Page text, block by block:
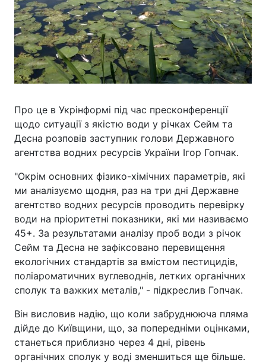
Про це в Укрінформі під час пресконференції
щодо ситуації з якістю води у річках Сейм та
Десна розповів заступник голови Державного
агентства водних ресурсів України Ігор Гопчак.
"Окрім основних фізико-хімічних параметрів, які
ми аналізуємо щодня, раз на три дні Державне
агентство водних ресурсів проводить перевірку
води на пріоритетні показники, які ми називаємо
45+. За результатами аналізу проб води з річок
Сейм та Десна не зафіксовано перевищення
екологічних стандартів за вмістом пестицидів,
поліароматичних вуглеводнів, летких органічних
сполук та важких металів," - підкреслив Гопчак.
Він висловив надію, що коли забруднююча пляма
дійде до Київщини, що, за попередніми оцінками,
станеться приблизно через 4 дні, рівень
органічних сполук у воді зменшиться ще більше.